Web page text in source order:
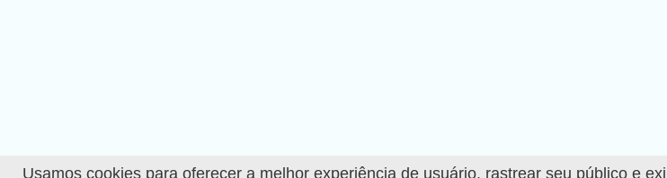
Usamos cookies para oferecer a melhor experiência de usuário, rastrear seu público e